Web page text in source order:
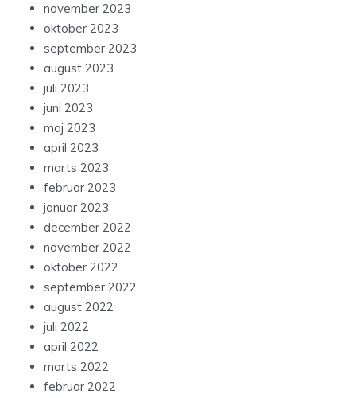
november 2023
oktober 2023
september 2023
august 2023
juli 2023
juni 2023
maj 2023
april 2023
marts 2023
februar 2023
januar 2023
december 2022
november 2022
oktober 2022
september 2022
august 2022
juli 2022
april 2022
marts 2022
februar 2022